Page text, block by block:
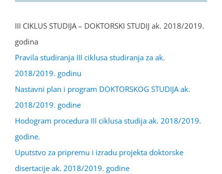
III CIKLUS STUDIJA – DOKTORSKI STUDIJ ak. 2018/2019.
godina
Pravila studiranja III ciklusa studiranja za ak.
2018/2019. godinu
Nastavni plan i program DOKTORSKOG STUDIJA ak.
2018/2019. godine
Hodogram procedura III ciklusa studija ak. 2018/2019.
godine.
Uputstvo za pripremu i izradu projekta doktorske
disertacije ak. 2018/2019. godine